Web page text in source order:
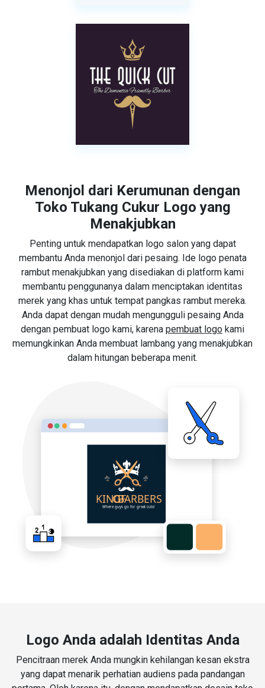
Menonjol dari Kerumunan dengan
Toko Tukang Cukur Logo yang
Menakjubkan
Penting untuk mendapatkan logo salon yang dapat
membantu Anda menonjol dari pesaing. Ide logo penata
rambut menakjubkan yang disediakan di platform kami
membantu penggunanya dalam menciptakan identitas
merek yang khas untuk tempat pangkas rambut mereka.
Anda dapat dengan mudah mengungguli pesaing Anda
dengan pembuat logo kami, karena pembuat logo kami
memungkinkan Anda membuat lambang yang menakjubkan
dalam hitungan beberapa menit.
Logo Anda adalah Identitas Anda
Pencitraan merek Anda mungkin kehilangan kesan ekstra
yang dapat menarik perhatian audiens pada pandangan